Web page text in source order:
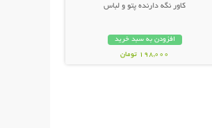
کاور نگه دارنده پتو و لباس
افزودن به سبد خرید
198,000 تومان